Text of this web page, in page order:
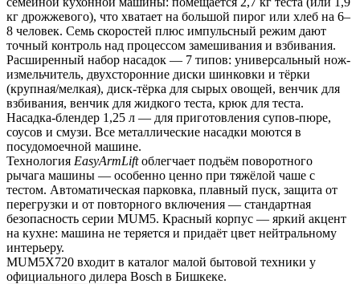
кг дрожжевого), что хватает на большой пирог или хлеб на 6–
8 человек. Семь скоростей плюс импульсный режим дают
точный контроль над процессом замешивания и взбивания.
Расширенный набор насадок — 7 типов: универсальный нож-
измельчитель, двухсторонние диски шинковки и тёрки
(крупная/мелкая), диск-тёрка для сырых овощей, венчик для
взбивания, венчик для жидкого теста, крюк для теста.
Насадка-блендер 1,25 л — для приготовления супов-пюре,
соусов и смузи. Все металлические насадки моются в
посудомоечной машине.
Технология EasyArmLift облегчает подъём поворотного
рычага машины — особенно ценно при тяжёлой чаше с
тестом. Автоматическая парковка, плавный пуск, защита от
перегрузки и от повторного включения — стандартная
безопасность серии MUM5. Красный корпус — яркий акцент
на кухне: машина не теряется и придаёт цвет нейтральному
интерьеру.
MUM5X720 входит в каталог малой бытовой техники у
официального дилера Bosch в Бишкеке.